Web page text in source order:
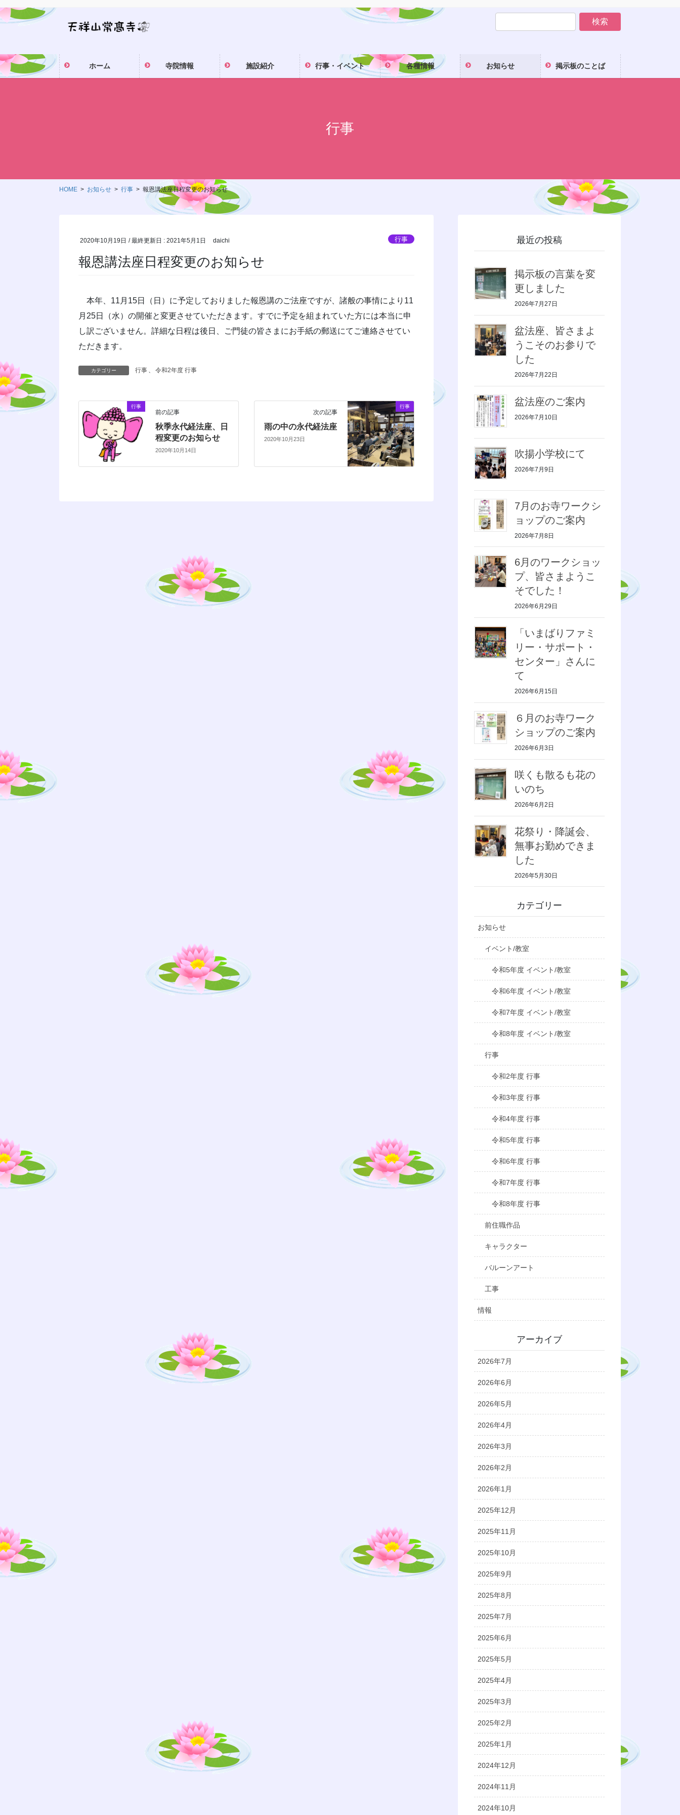
ン
ツ
に
移
ビ
シ
ョ
ン
ホーム 寺院情報 施設紹介 行事・イベント 各種情報 お知らせ 掲示板のことば
行事
HOME お知らせ 行事 報恩講法座日程変更のお知らせ
2020年10月19日 / 最終更新日 :2021年5月1日 daichi 行事
報恩講法座日程変更のお知らせ
本年、11月15日（日）に予定しておりました報恩講のご法座ですが、諸般の事情により11
月25日（水）の開催と変更させていただきます。すでに予定を組まれていた方には本当に申
し訳ございません。詳細な日程は後日、ご門徒の皆さまにお手紙の郵送にてご連絡させてい
ただきます。
カテゴリー 行事 令和2年度 行事
行事
前の記事
秋季永代経法座、日
程変更のお知らせ
2020年10月14日
行事
次の記事
雨の中の永代経法座
2020年10月23日
最近の投稿
掲示板の言葉を変
更しました
2026年7月27日
盆法座、皆さまよ
うこそのお参りで
した
2026年7月22日
盆法座のご案内
2026年7月10日
吹揚小学校にて
2026年7月9日
7月のお寺ワークシ
ョップのご案内
2026年7月8日
6月のワークショッ
プ、皆さまようこ
そでした！
2026年6月29日
「いまばりファミ
リー・サポート・
センター」さんに
て
2026年6月15日
６月のお寺ワーク
ショップのご案内
2026年6月3日
咲くも散るも花の
いのち
2026年6月2日
花祭り・降誕会、
無事お勤めできま
した
2026年5月30日
カテゴリー
お知らせ
イベント/教室
令和5年度 イベント/教室
令和6年度 イベント/教室
令和7年度 イベント/教室
令和8年度 イベント/教室
行事
令和2年度 行事
令和3年度 行事
令和4年度 行事
令和5年度 行事
令和6年度 行事
令和7年度 行事
令和8年度 行事
前住職作品
キャラクター
バルーンアート
工事
情報
アーカイブ
2026年7月
2026年6月
2026年5月
2026年4月
2026年3月
2026年2月
2026年1月
2025年12月
2025年11月
2025年10月
2025年9月
2025年8月
2025年7月
2025年6月
2025年5月
2025年4月
2025年3月
2025年2月
2025年1月
2024年12月
2024年11月
2024年10月